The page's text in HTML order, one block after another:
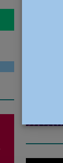
è un nuovo